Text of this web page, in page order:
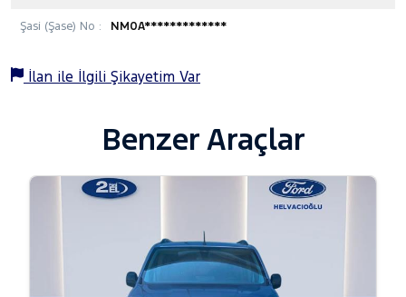
Şasi (Şase) No : NM0A*************
İlan ile İlgili Şikayetim Var
Benzer Araçlar